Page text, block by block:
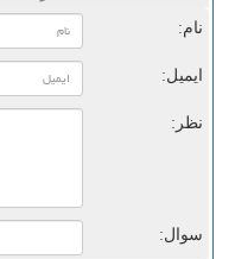
نام:
ایمیل:
نظر:
سوال: